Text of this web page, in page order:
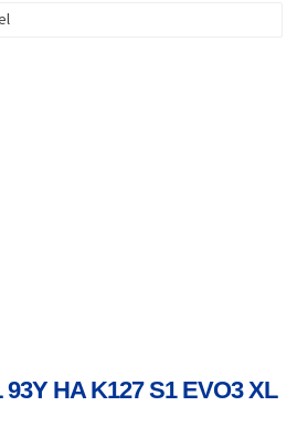
93Y HA K127 S1 EVO3 XL